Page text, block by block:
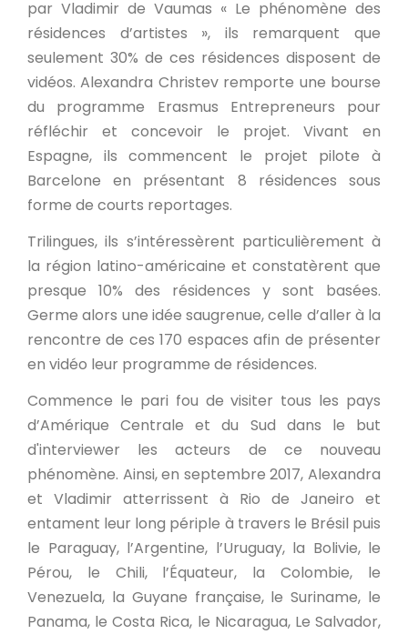
par Vladimir de Vaumas « Le phénomène des
résidences d’artistes », ils remarquent que
seulement 30% de ces résidences disposent de
vidéos. Alexandra Christev remporte une bourse
du programme Erasmus Entrepreneurs pour
réfléchir et concevoir le projet. Vivant en
Espagne, ils commencent le projet pilote à
Barcelone en présentant 8 résidences sous
forme de courts reportages.
Trilingues, ils s’intéressèrent particulièrement à
la région latino-américaine et constatèrent que
presque 10% des résidences y sont basées.
Germe alors une idée saugrenue, celle d’aller à la
rencontre de ces 170 espaces afin de présenter
en vidéo leur programme de résidences.
Commence le pari fou de visiter tous les pays
d’Amérique Centrale et du Sud dans le but
d'interviewer les acteurs de ce nouveau
phénomène. Ainsi, en septembre 2017, Alexandra
et Vladimir atterrissent à Rio de Janeiro et
entament leur long périple à travers le Brésil puis
le Paraguay, l’Argentine, l’Uruguay, la Bolivie, le
Pérou, le Chili, l’Équateur, la Colombie, le
Venezuela, la Guyane française, le Suriname, le
Panama, le Costa Rica, le Nicaragua, Le Salvador,